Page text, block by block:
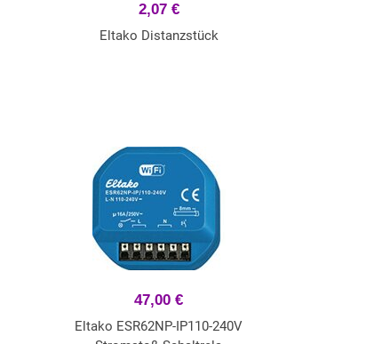
2,07 €
Eltako Distanzstück
47,00 €
Eltako ESR62NP-IP110-240V